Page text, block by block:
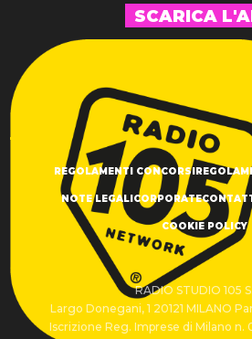
SCARICA
REGOLAMENTI CONCORSI
NOTE LEGALI CORPORATE
COOKIE POLICY
RADIO STUDIO 105
Largo Donegani, 1 20121 MILANO
Iscrizione Reg. Imprese di Milano n.